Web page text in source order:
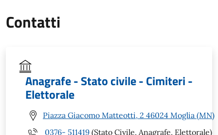
Contatti
Anagrafe - Stato civile - Cimiteri -
Elettorale
Piazza Giacomo Matteotti, 2 46024 Moglia (MN)
0376- 511419 (Stato Civile, Anagrafe, Elettorale)